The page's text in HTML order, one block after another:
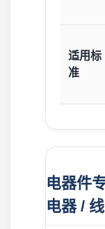
适用标
准
电器件
电器 /